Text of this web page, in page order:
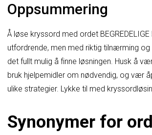
Oppsummering
Å løse kryssord med ordet BEGREDELIGE
utfordrende, men med riktig tilnærming
det fullt mulig å finne løsningen. Husk å
bruk hjelpemidler om nødvendig, og vær
ulike strategier. Lykke til med
Synonymer for